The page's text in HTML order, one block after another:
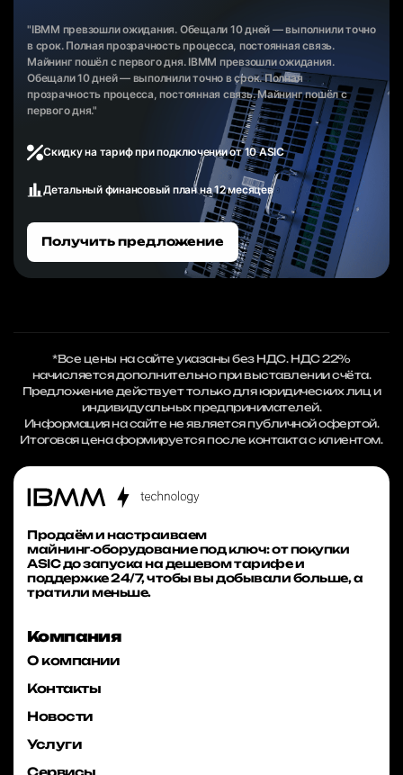
"IBMM превзошли ожидания. Обещали 10 дней — выполнили точно
в срок. Полная прозрачность процесса, постоянная связь.
Майнинг пошёл с первого дня. IBMM превзошли ожидания.
Обещали 10 дней — выполнили точно в срок. Полная
прозрачность процесса, постоянная связь. Майнинг пошёл с
первого дня."
Скидку на тариф при подключении от 10 ASIC
Детальный финансовый план на 12 месяцев
Получить предложение
*Все цены на сайте указаны без НДС. НДС 22%
начисляется дополнительно при выставлении счёта.
Предложение действует только для юридических лиц и
индивидуальных предпринимателей.
Информация на сайте не является публичной офертой.
Итоговая цена формируется после контакта с клиентом.
Продаём и настраиваем
майнинг‑оборудование под ключ: от покупки
ASIC до запуска на дешевом тарифе и
поддержке 24/7, чтобы вы добывали больше, а
тратили меньше.
Компания
О компании
Контакты
Новости
Услуги
Сервисы